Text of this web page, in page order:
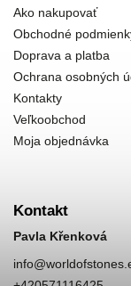
Ako nakupovať
Obchodné
Doprava a platba
Ochrana osobných
Kontakty
Veľkoobchod
Moja objednávka
Kontakt
Pavla Křenková
info@